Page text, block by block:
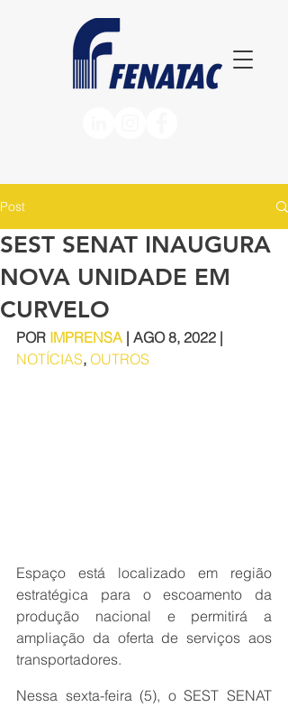
Post
SEST SENAT INAUGURA
NOVA UNIDADE EM
CURVELO
POR IMPRENSA | AGO 8, 2022 |
NOTÍCIAS, OUTROS
Espaço está localizado em região
estratégica para o escoamento da
produção nacional e permitirá a
ampliação da oferta de serviços aos
transportadores.
Nessa sexta-feira (5), o SEST SENAT